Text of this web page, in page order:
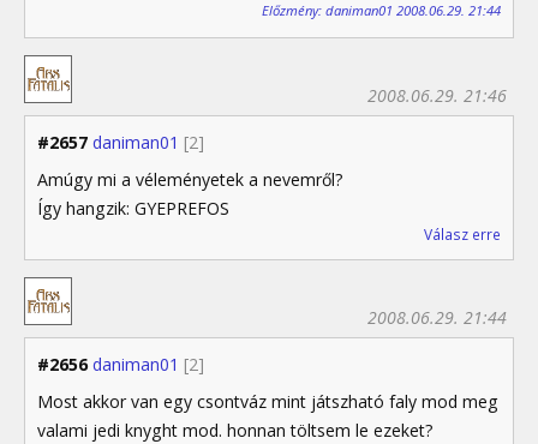
Előzmény: daniman01 2008.06.29. 21:44
#2657 daniman01 [2]
2008.06.29. 21:46
Amúgy mi a véleményetek a nevemről?
Így hangzik: GYEPREFOS
Válasz erre
#2656 daniman01 [2]
2008.06.29. 21:44
Most akkor van egy csontváz mint játszható faly mod meg
valami jedi knyght mod. honnan töltsem le ezeket?